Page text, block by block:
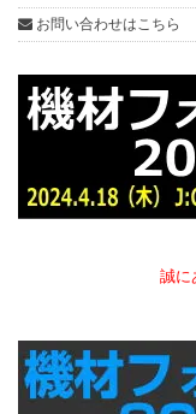
お問い合わせはこちら
誠に